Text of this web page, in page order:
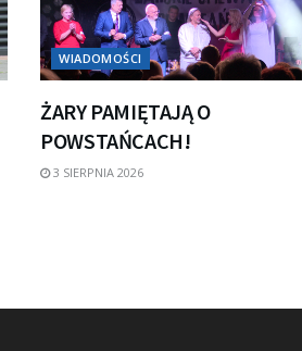
WIADOMOŚCI
ŻARY PAMIĘTAJĄ O
POWSTAŃCACH!
3 SIERPNIA 2026